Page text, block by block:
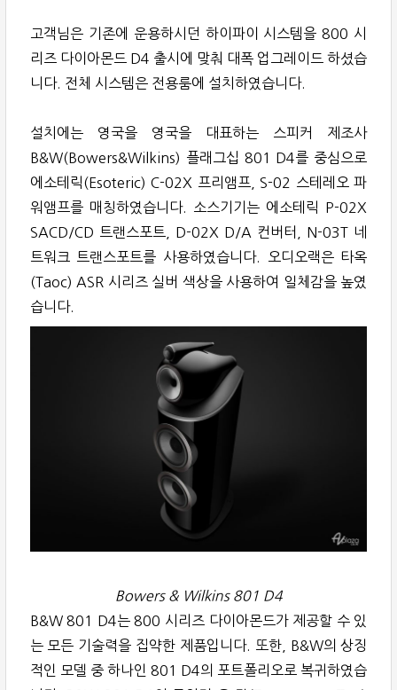
고객님은 기존에 운용하시던 하이파이 시스템을 800 시
리즈 다이아몬드 D4 출시에 맞춰 대폭 업그레이드 하셨습
니다. 전체 시스템은 전용룸에 설치하였습니다.
설치에는 영국을 영국을 대표하는 스피커 제조사
B&W(Bowers&Wilkins) 플래그십 801 D4를 중심으로
에소테릭(Esoteric) C-02X 프리앰프, S-02 스테레오 파
워앰프를 매칭하였습니다. 소스기기는 에소테릭 P-02X
SACD/CD 트랜스포트, D-02X D/A 컨버터, N-03T 네
트워크 트랜스포트를 사용하였습니다. 오디오랙은 타옥
(Taoc) ASR 시리즈 실버 색상을 사용하여 일체감을 높였
습니다.
Bowers & Wilkins 801 D4
B&W 801 D4는 800 시리즈 다이아몬드가 제공할 수 있
는 모든 기술력을 집약한 제품입니다. 또한, B&W의 상징
적인 모델 중 하나인 801 D4의 포트폴리오로 복귀하였습